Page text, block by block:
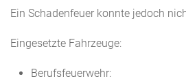
Ein Schadenfeuer konnte jedoch
Eingesetzte Fahrzeuge:
Berufsfeuerwehr: